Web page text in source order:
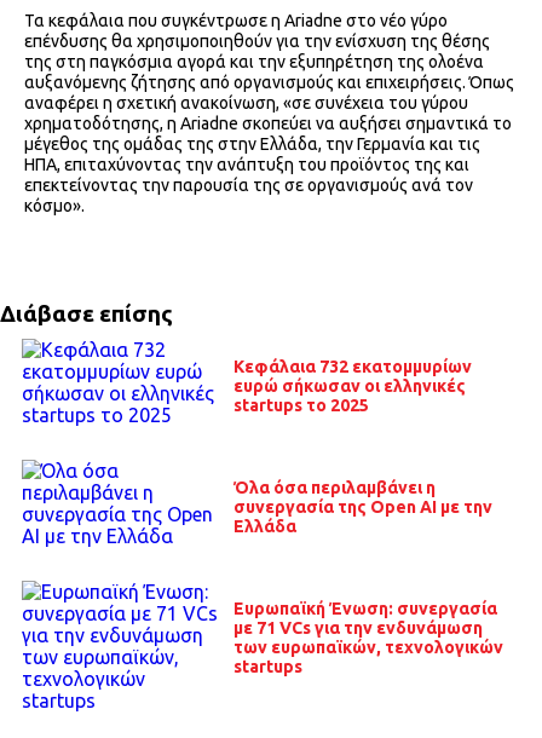
Τα κεφάλαια που συγκέντρωσε η Ariadne στο νέο γύρο
επένδυσης θα χρησιμοποιηθούν για την ενίσχυση της θέσης
της στη παγκόσμια αγορά και την εξυπηρέτηση της ολοένα
αυξανόμενης ζήτησης από οργανισμούς και επιχειρήσεις. Όπως
αναφέρει η σχετική ανακοίνωση, «σε συνέχεια του γύρου
χρηματοδότησης, η Ariadne σκοπεύει να αυξήσει σημαντικά το
μέγεθος της ομάδας της στην Ελλάδα, την Γερμανία και τις
ΗΠΑ, επιταχύνοντας την ανάπτυξη του προϊόντος της και
επεκτείνοντας την παρουσία της σε οργανισμούς ανά τον
κόσμο».
Διάβασε επίσης
Κεφάλαια 732 εκατομμυρίων
ευρώ σήκωσαν οι ελληνικές
startups το 2025
Όλα όσα περιλαμβάνει η
συνεργασία της Open AI με την
Ελλάδα
Ευρωπαϊκή Ένωση: συνεργασία
με 71 VCs για την ενδυνάμωση
των ευρωπαϊκών, τεχνολογικών
startups